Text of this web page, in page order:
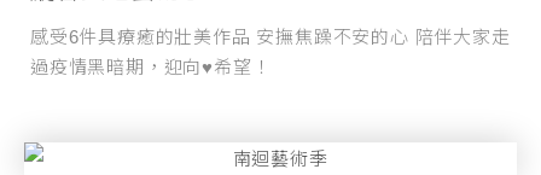
感受6件具療癒的壯美作品 安撫焦躁不安的心 陪伴大家走
過疫情黑暗期，迎向♥️希望！